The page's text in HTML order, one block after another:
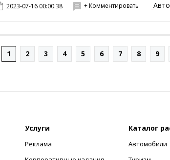
2023-07-16 00:00:38 + Комментировать
1 2 3 4 5 6 7 8 9
Услуги
Реклама
Каталог
Автомобили